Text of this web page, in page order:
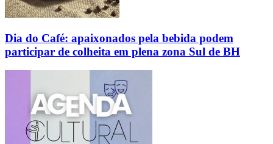
Dia do Café: apaixonados pela bebida podem
participar de colheita em plena zona Sul de BH